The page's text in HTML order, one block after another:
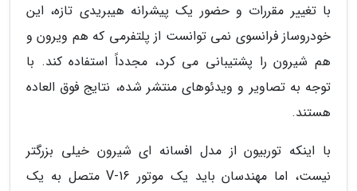
با تغییر مقررات و حضور یک پیشرانه هیبریدی تازه، این
خودروساز فرانسوی نمی توانست از پلتفرمی که هم ویرون و
هم شیرون را پشتیبانی می کرد، مجدداً استفاده کند. با
توجه به تصاویر و ویدئوهای منتشر شده، نتایج فوق العاده
هستند.
با اینکه توربیون از مدل افسانه ای شیرون خیلی بزرگتر
نیست، اما مهندسان باید یک موتور V-16 متصل به یک